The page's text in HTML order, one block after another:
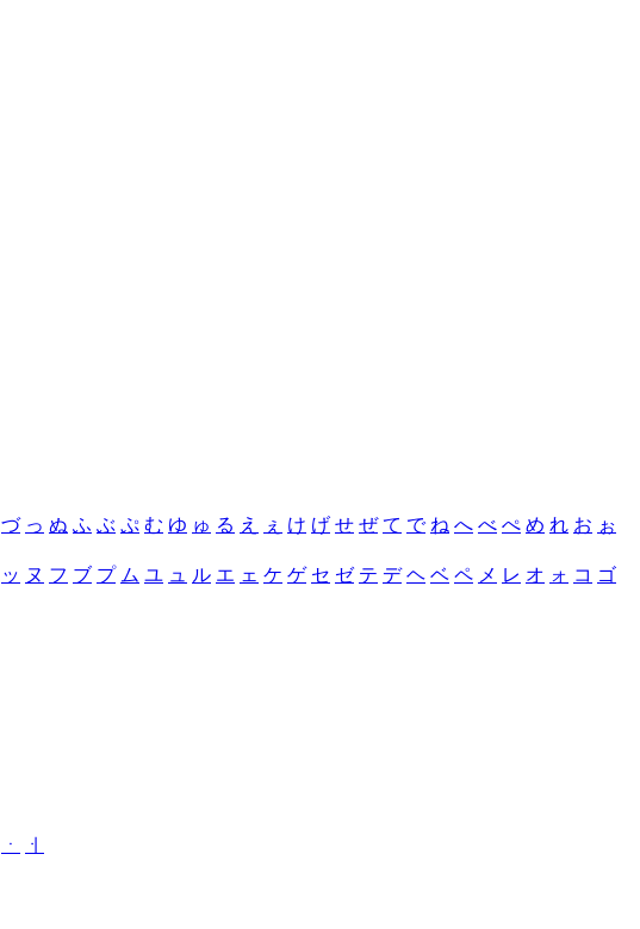
づ っ ぬ ふ ぶ ぷ む ゆ ゅ る え ぇ け げ せ ぜ て で ね へ べ ぺ め れ お ぉ
ッ ヌ フ ブ プ ム ユ ュ ル エ ェ ケ ゲ セ ゼ テ デ ヘ ベ ペ メ レ オ ォ コ ゴ
ㆍ
ㆎ